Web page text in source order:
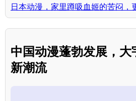
日本动漫，家里蹲吸血姬的苦闷，
中国动漫蓬勃发展，大
新潮流